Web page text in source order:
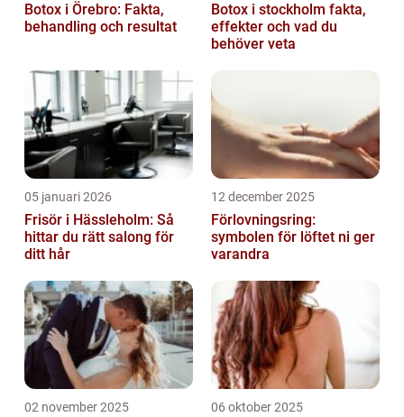
Botox i Örebro: Fakta,
behandling och resultat
Botox i stockholm fakta,
effekter och vad du
behöver veta
05 januari 2026
Frisör i Hässleholm: Så
hittar du rätt salong för
ditt hår
12 december 2025
Förlovningsring:
symbolen för löftet ni ger
varandra
02 november 2025 06 oktober 2025